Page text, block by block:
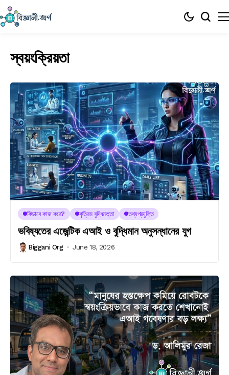
স্বয়ংক্রিয়তা
কিভাবে কাজ করে? কৃত্রিম বুদ্ধিমত্তা তথ্যপ্রযুক্তি
ভবিষ্যতের এজেন্টিক এআই ও বুদ্ধিমান অনুসন্ধানের যুগ
Biggani Org June 18, 2026